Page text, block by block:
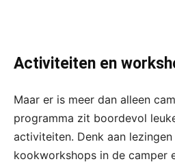
Activiteiten en
Maar er is meer dan alleen
programma zit boordevol
activiteiten. Denk aan
kookworkshops in de camper